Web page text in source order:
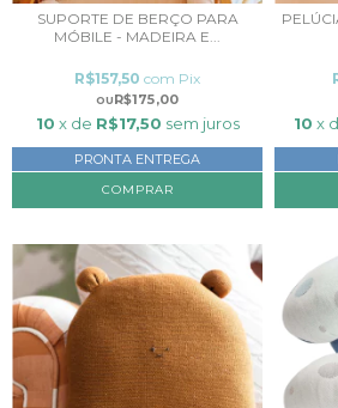
SUPORTE DE BERÇO PARA
MÓBILE - MADEIRA E...
R$175,00
R$157,50 com Pix
10 x de R$17,50 sem juros
PRONTA ENTREGA
10 x